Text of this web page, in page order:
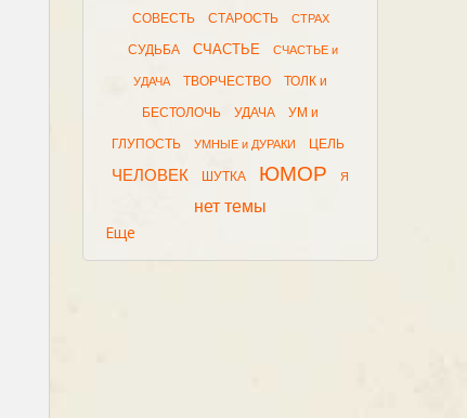
СОВЕСТЬ СТАРОСТЬ СТРАХ
СУДЬБА СЧАСТЬЕ СЧАСТЬЕ и
УДАЧА ТВОРЧЕСТВО ТОЛК и
БЕСТОЛОЧЬ УДАЧА УМ и
ГЛУПОСТЬ УМНЫЕ и ДУРАКИ ЦЕЛЬ
ЧЕЛОВЕК ШУТКА ЮМОР Я
нет темы
Еще